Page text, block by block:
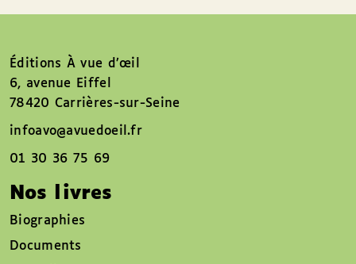
Éditions À vue d’œil
6, avenue Eiffel
78420 Carrières-sur-Seine
infoavo@avuedoeil.fr
01 30 36 75 69
Nos livres
Biographies
Documents